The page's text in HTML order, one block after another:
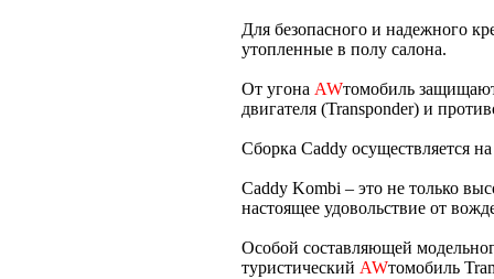
Для безопасного и надежного
утопленные в полу салона.
От угона AWтомобиль
двигателя (Transponder) и
Сборка Caddy осуществляется
Caddy Kombi – это не только
настоящее удовольствие от
Особой составляющей
туристический AWтомобиль